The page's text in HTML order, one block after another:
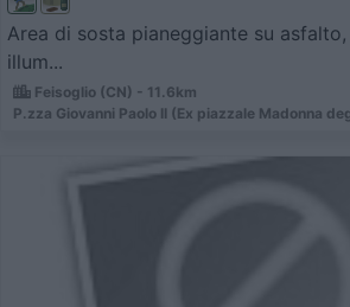
Area di sosta pianeggiante su
illum...
Feisoglio (CN) - 11.6km
P.zza Giovanni Paolo II (Ex piazzale Madonna